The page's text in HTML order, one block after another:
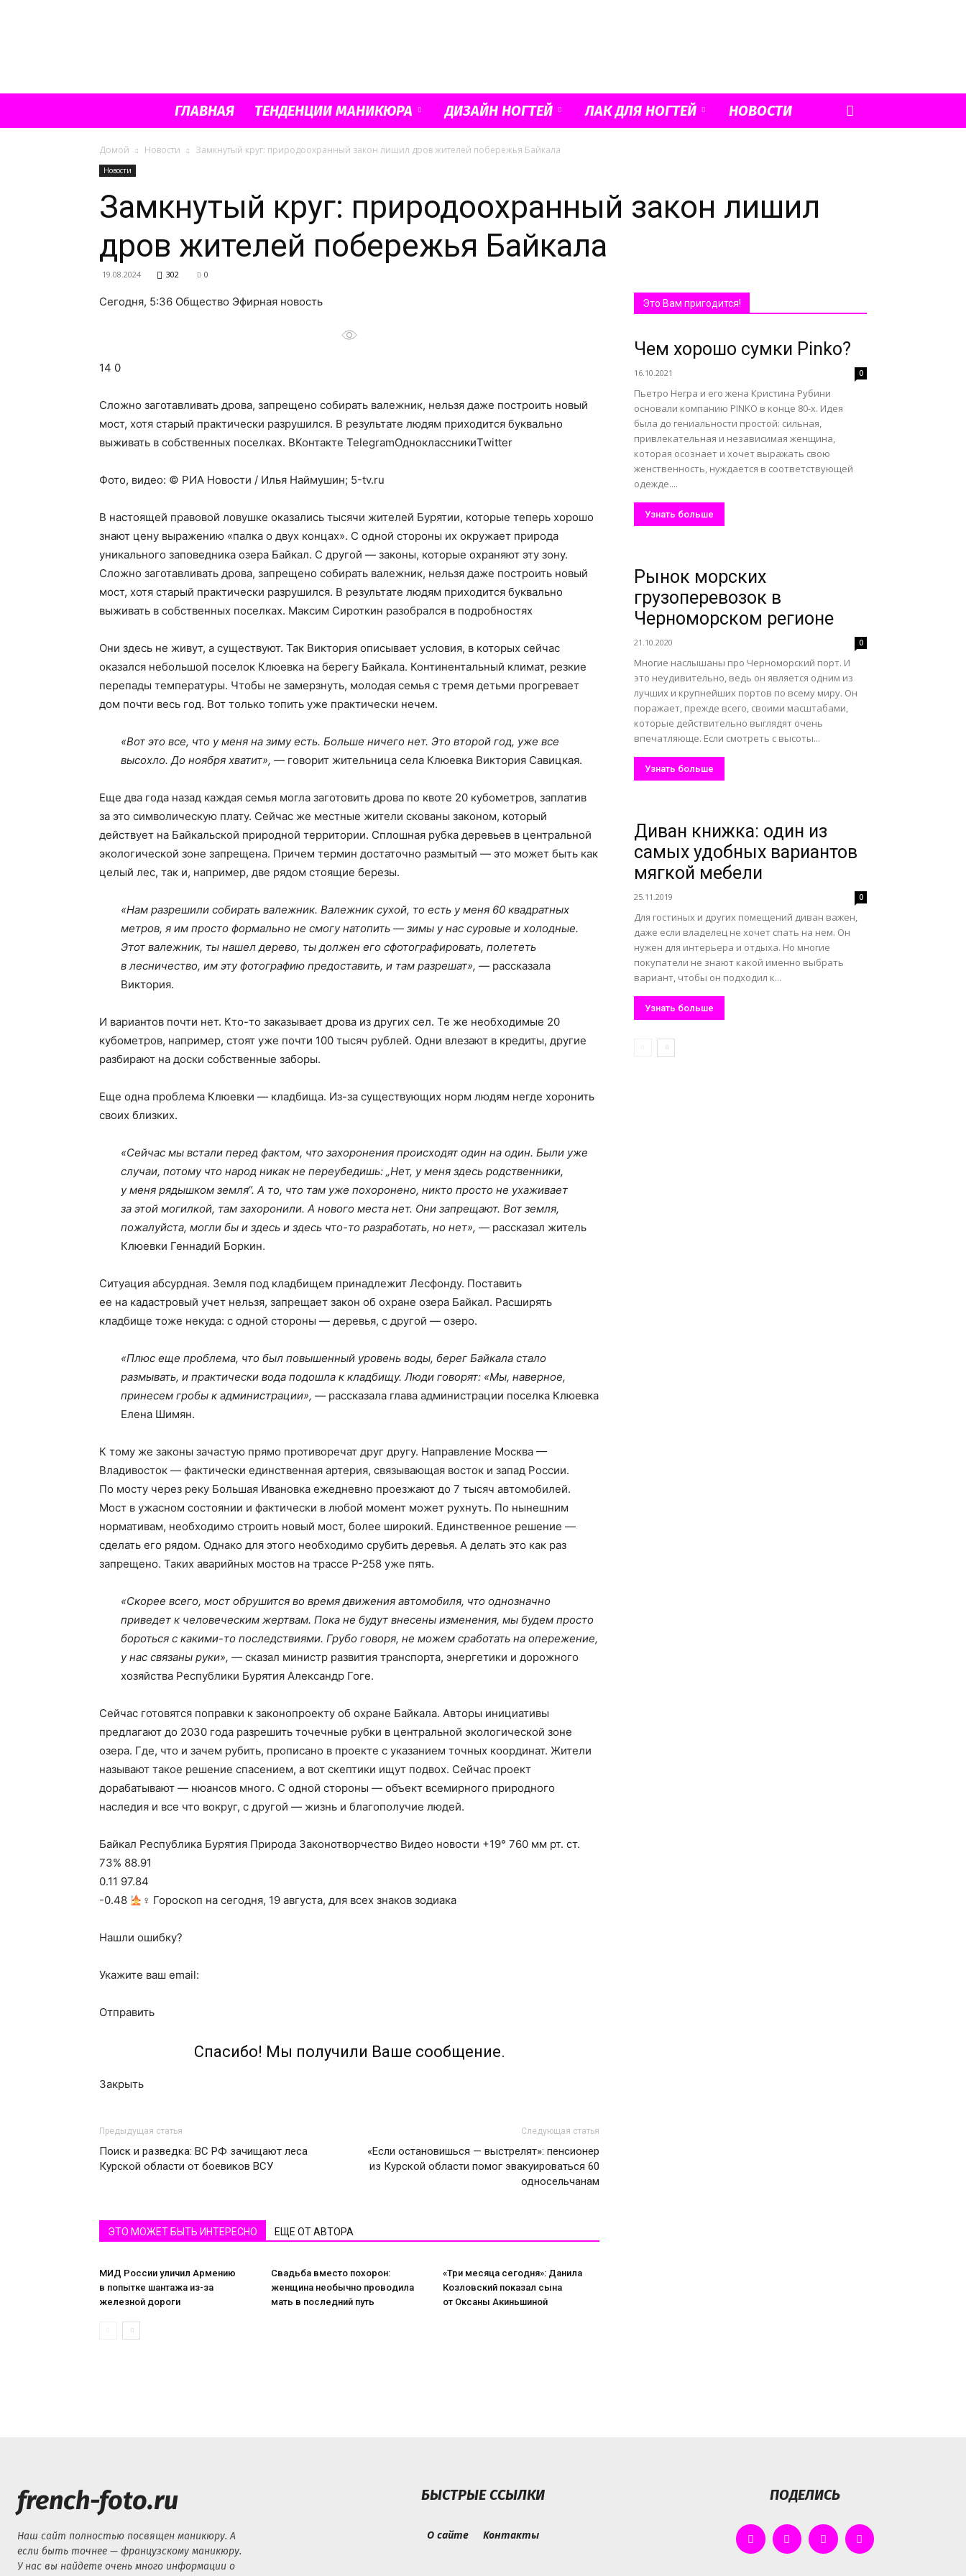
Французский
нем
ГЛАВНАЯ ТЕНДЕНЦИИ МАНИКЮРА ДИЗАЙН НОГТЕЙ ЛАК ДЛЯ НОГТЕЙ НОВОСТИ
Домой Новости Замкнутый круг: природоохранный закон лишил дров жителей побережья Байкала
Новости
Замкнутый круг: природоохранный закон лишил
дров жителей побережья Байкала
19.08.2024 302 0
Сегодня, 5:36 Общество Эфирная новость
14 0
Сложно заготавливать дрова, запрещено собирать валежник, нельзя даже построить новый
мост, хотя старый практически разрушился. В результате людям приходится буквально
выживать в собственных поселках. ВКонтакте TelegramОдноклассникиTwitter
Фото, видео: © РИА Новости / Илья Наймушин; 5-tv.ru
В настоящей правовой ловушке оказались тысячи жителей Бурятии, которые теперь хорошо
знают цену выражению «палка о двух концах». С одной стороны их окружает природа
уникального заповедника озера Байкал. С другой — законы, которые охраняют эту зону.
Сложно заготавливать дрова, запрещено собирать валежник, нельзя даже построить новый
мост, хотя старый практически разрушился. В результате людям приходится буквально
выживать в собственных поселках. Максим Сироткин разобрался в подробностях
Они здесь не живут, а существуют. Так Виктория описывает условия, в которых сейчас
оказался небольшой поселок Клюевка на берегу Байкала. Континентальный климат, резкие
перепады температуры. Чтобы не замерзнуть, молодая семья с тремя детьми прогревает
дом почти весь год. Вот только топить уже практически нечем.
«Вот это все, что у меня на зиму есть. Больше ничего нет. Это второй год, уже все
высохло. До ноября хватит», — говорит жительница села Клюевка Виктория Савицкая.
Еще два года назад каждая семья могла заготовить дрова по квоте 20 кубометров, заплатив
за это символическую плату. Сейчас же местные жители скованы законом, который
действует на Байкальской природной территории. Сплошная рубка деревьев в центральной
экологической зоне запрещена. Причем термин достаточно размытый — это может быть как
целый лес, так и, например, две рядом стоящие березы.
«Нам разрешили собирать валежник. Валежник сухой, то есть у меня 60 квадратных
метров, я им просто формально не смогу натопить — зимы у нас суровые и холодные.
Этот валежник, ты нашел дерево, ты должен его сфотографировать, полететь
в лесничество, им эту фотографию предоставить, и там разрешат», — рассказала
Виктория.
И вариантов почти нет. Кто-то заказывает дрова из других сел. Те же необходимые 20
кубометров, например, стоят уже почти 100 тысяч рублей. Одни влезают в кредиты, другие
разбирают на доски собственные заборы.
Еще одна проблема Клюевки — кладбища. Из-за существующих норм людям негде хоронить
своих близких.
«Сейчас мы встали перед фактом, что захоронения происходят один на один. Были уже
случаи, потому что народ никак не переубедишь: „Нет, у меня здесь родственники,
у меня рядышком земля“. А то, что там уже похоронено, никто просто не ухаживает
за этой могилкой, там захоронили. А нового места нет. Они запрещают. Вот земля,
пожалуйста, могли бы и здесь и здесь что-то разработать, но нет», — рассказал житель
Клюевки Геннадий Боркин.
Ситуация абсурдная. Земля под кладбищем принадлежит Лесфонду. Поставить
ее на кадастровый учет нельзя, запрещает закон об охране озера Байкал. Расширять
кладбище тоже некуда: с одной стороны — деревья, с другой — озеро.
«Плюс еще проблема, что был повышенный уровень воды, берег Байкала стало
размывать, и практически вода подошла к кладбищу. Люди говорят: «Мы, наверное,
принесем гробы к администрации», — рассказала глава администрации поселка Клюевка
Елена Шимян.
К тому же законы зачастую прямо противоречат друг другу. Направление Москва —
Владивосток — фактически единственная артерия, связывающая восток и запад России.
По мосту через реку Большая Ивановка ежедневно проезжают до 7 тысяч автомобилей.
Мост в ужасном состоянии и фактически в любой момент может рухнуть. По нынешним
нормативам, необходимо строить новый мост, более широкий. Единственное решение —
сделать его рядом. Однако для этого необходимо срубить деревья. А делать это как раз
запрещено. Таких аварийных мостов на трассе Р-258 уже пять.
«Скорее всего, мост обрушится во время движения автомобиля, что однозначно
приведет к человеческим жертвам. Пока не будут внесены изменения, мы будем просто
бороться с какими-то последствиями. Грубо говоря, не можем сработать на опережение,
у нас связаны руки», — сказал министр развития транспорта, энергетики и дорожного
хозяйства Республики Бурятия Александр Гоге.
Сейчас готовятся поправки к законопроекту об охране Байкала. Авторы инициативы
предлагают до 2030 года разрешить точечные рубки в центральной экологической зоне
озера. Где, что и зачем рубить, прописано в проекте с указанием точных координат. Жители
называют такое решение спасением, а вот скептики ищут подвох. Сейчас проект
дорабатывают — нюансов много. С одной стороны — объект всемирного природного
наследия и все что вокруг, с другой — жизнь и благополучие людей.
Байкал Республика Бурятия Природа Законотворчество Видео новости +19° 760 мм рт. ст.
73% 88.91
0.11 97.84
-0.48
‍♀ Гороскоп на сегодня, 19 августа, для всех знаков зодиака
Нашли ошибку?
Укажите ваш email:
Отправить
Спасибо! Мы получили Ваше сообщение.
Закрыть
Предыдущая статья
Поиск и разведка: ВС РФ зачищают леса
Курской области от боевиков ВСУ
Следующая статья
«Если остановишься — выстрелят»: пенсионер
из Курской области помог эвакуироваться 60
односельчанам
ЭТО МОЖЕТ БЫТЬ ИНТЕРЕСНО ЕЩЕ ОТ АВТОРА
МИД России уличил Армению
в попытке шантажа из-за
железной дороги
Свадьба вместо похорон:
женщина необычно проводила
мать в последний путь
«Три месяца сегодня»: Данила
Козловский показал сына
от Оксаны Акиньшиной
Это Вам пригодится!
Чем хорошо сумки Pinko?
16.10.2021 0
Пьетро Негра и его жена Кристина Рубини
основали компанию PINKO в конце 80-х. Идея
была до гениальности простой: сильная,
привлекательная и независимая женщина,
которая осознает и хочет выражать свою
женственность, нуждается в соответствующей
одежде....
Узнать больше
Рынок морских
грузоперевозок в
Черноморском регионе
21.10.2020 0
Многие наслышаны про Черноморский порт. И
это неудивительно, ведь он является одним из
лучших и крупнейших портов по всему миру. Он
поражает, прежде всего, своими масштабами,
которые действительно выглядят очень
впечатляюще. Если смотреть с высоты...
Узнать больше
Диван книжка: один из
самых удобных вариантов
мягкой мебели
25.11.2019 0
Для гостиных и других помещений диван важен,
даже если владелец не хочет спать на нем. Он
нужен для интерьера и отдыха. Но многие
покупатели не знают какой именно выбрать
вариант, чтобы он подходил к...
Узнать больше
french-foto.ru
Наш сайт полностью посвящен маникюру. А
если быть точнее — французскому маникюру.
У нас вы найдете очень много информации о
БЫСТРЫЕ ССЫЛКИ
О сайте Контакты
ПОДЕЛИСЬ